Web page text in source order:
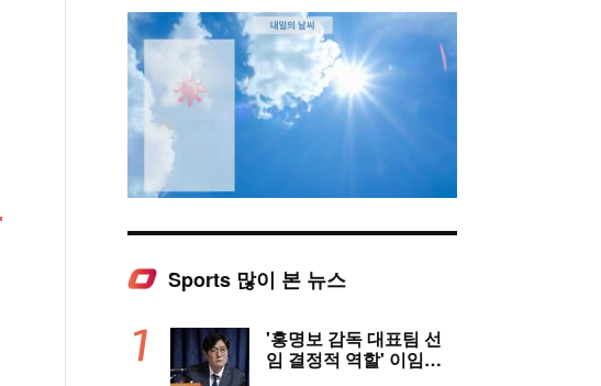
Sports 많이 본 뉴스
'홍명보 감독 대표팀 선
임 결정적 역할' 이임생